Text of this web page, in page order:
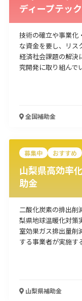
業種
物流・運輸業 製
建設･不動産業
サ
宿泊･旅館業
その
起業・創業
事業
環境・省エネ
テレ
受付中のみ
ディープテッ
技術の確立や事業化
な資金を要し、リス
経済社会課題の解決
究開発に取り組んで
全国補助金
募集中 おすすめ
山梨県高効率
助金
二酸化炭素の排出
梨県地球温暖化対策
室効果ガス排出量削
する事業者が実施す
山梨県補助金